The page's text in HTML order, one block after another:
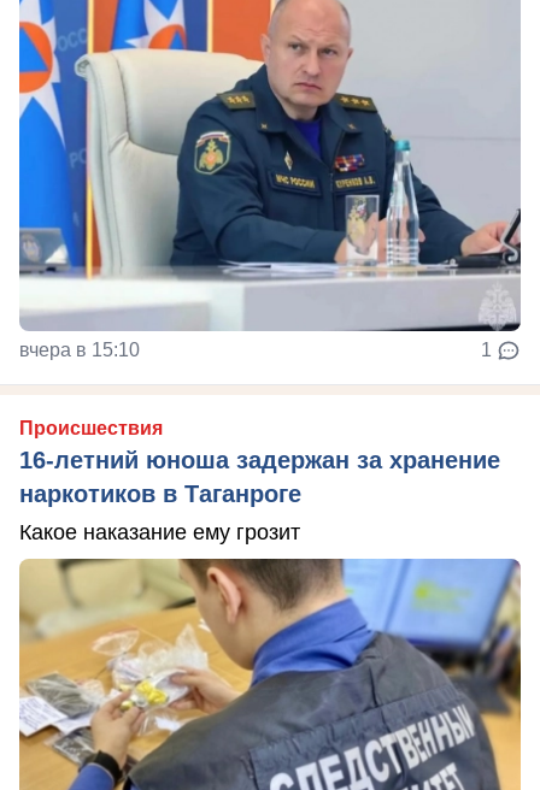
вчера в 15:10 1
Происшествия
16-летний юноша задержан за хранение
наркотиков в Таганроге
Какое наказание ему грозит